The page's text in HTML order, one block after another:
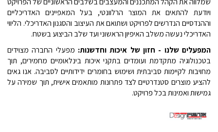
ויודעת להתאים את המוצר הרלוונטי, בעל המאפיינים האדריכליים
וההנדסיים הנדרשים לפרויקט ושתואם את העיצוב והסגנון האדריכלי. הליווי
האדריכלי נעשה משלב האיפיון הראשוני ועד שלב הביצוע בשטח.
המפעלים שלנו - חזון של איכות וחדשנות: מפעלי החברה מצוידים
בטכנולוגיה מתקדמת ועומדים בתקני איכות בינלאומיים מחמירים, תוך
מחויבות לקיימות סביבתית ושימוש בחומרים ידידותיים לסביבה. אנו גאים
להציע מוצרים סטנדרטיים לצד פתרונות מותאמים אישית, תוך שמירה על
גמישות ואמינות בכל פרויקט.